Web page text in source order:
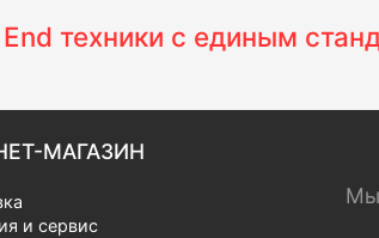
техники с единым
МАГАЗИН
и сервис
Мы